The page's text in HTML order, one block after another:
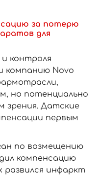
за потерю
для
контроля
компанию Novo
но потенциально
зрения. Датские
первым
по возмещению
компенсацию
инфаркт